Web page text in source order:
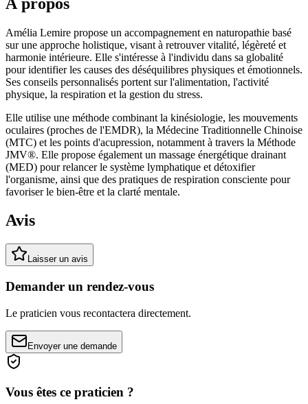
Amélia Lemire propose un accompagnement en naturopathie basé
sur une approche holistique, visant à retrouver vitalité, légèreté et
harmonie intérieure. Elle s'intéresse à l'individu dans sa globalité
pour identifier les causes des déséquilibres physiques et émotionnels.
Ses conseils personnalisés portent sur l'alimentation, l'activité
physique, la respiration et la gestion du stress.
Elle utilise une méthode combinant la kinésiologie, les mouvements
oculaires (proches de l'EMDR), la Médecine Traditionnelle Chinoise
(MTC) et les points d'acupression, notamment à travers la Méthode
JMV®. Elle propose également un massage énergétique drainant
(MED) pour relancer le système lymphatique et détoxifier
l'organisme, ainsi que des pratiques de respiration consciente pour
favoriser le bien-être et la clarté mentale.
Avis
Laisser un avis
Demander un rendez-vous
Le praticien vous recontactera directement.
Envoyer une demande
Vous êtes ce praticien ?